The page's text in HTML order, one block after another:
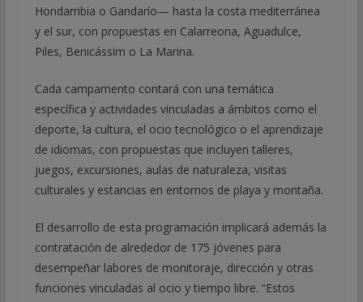
Hondarribia o Gandarío— hasta la costa mediterránea
y el sur, con propuestas en Calarreona, Aguadulce,
Piles, Benicássim o La Marina.
Cada campamento contará con una temática
específica y actividades vinculadas a ámbitos como el
deporte, la cultura, el ocio tecnológico o el aprendizaje
de idiomas, con propuestas que incluyen talleres,
juegos, excursiones, aulas de naturaleza, visitas
culturales y estancias en entornos de playa y montaña.
El desarrollo de esta programación implicará además la
contratación de alrededor de 175 jóvenes para
desempeñar labores de monitoraje, dirección y otras
funciones vinculadas al ocio y tiempo libre. “Estos